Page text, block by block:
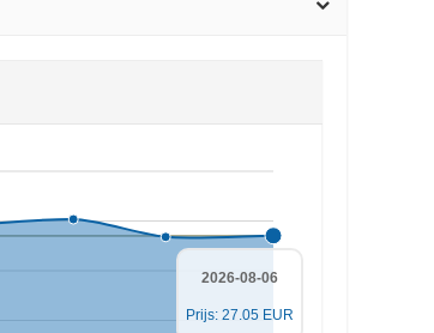
2026-08-06
Prijs: 27.05 EUR